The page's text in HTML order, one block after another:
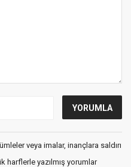
veya imalar, inançlara saldırı
harflerle yazılmış yorumlar